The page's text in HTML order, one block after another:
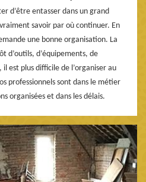
d’être entasser dans un grand
savoir par où continuer. En
une bonne organisation. La
d’outils, d’équipements, de
il est plus difficile de l’organiser au
professionnels sont dans le métier
organisées et dans les délais.